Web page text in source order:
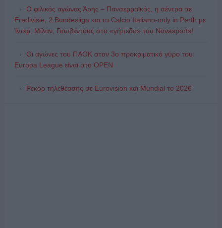
Ο φιλικός αγώνας Άρης – Πανσερραϊκός, η σέντρα σε
Eredivisie, 2.Bundesliga και το Calcio Italiano-only in Perth με
Ίντερ, Μίλαν, Γιουβέντους στο «γήπεδο» του Novasports!
Οι αγώνες του ΠΑΟΚ στον 3ο προκριματικό γύρο του
Europa League είναι στο OPEN
Ρεκόρ τηλεθέασης σε Eurovision και Mundial το 2026